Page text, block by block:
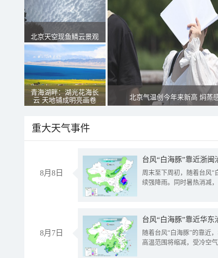
北京天空现鱼鳞云景观
青海湖畔：湖光花海长
云 天地铺成明亮画卷
北京气温创今年来新高 焖蒸
重大天气事件
8月8日
台风“白海豚”靠近浙
周末至下周初，随着台风“
续强降雨。同时暑热消减
8月7日
台风“白海豚”靠近华
随着台风“白海豚”的靠近
高温范围将缩减，受冷空